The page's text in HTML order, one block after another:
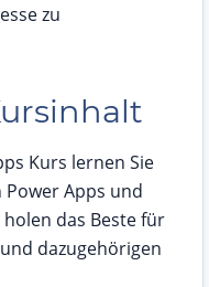
zu
Kurs lernen Sie
Power Apps und
das Beste für
dazugehörigen